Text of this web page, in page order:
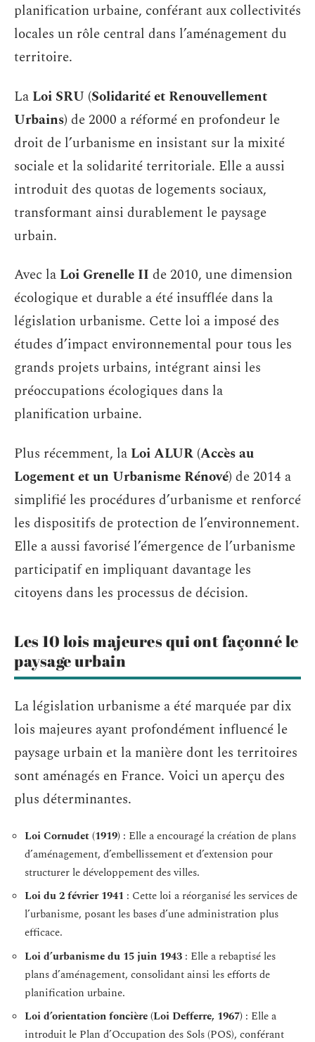
planification urbaine, conférant aux collectivités
locales un rôle central dans l’aménagement du
territoire.
La Loi SRU (Solidarité et Renouvellement
Urbains) de 2000 a réformé en profondeur le
droit de l’urbanisme en insistant sur la mixité
sociale et la solidarité territoriale. Elle a aussi
introduit des quotas de logements sociaux,
transformant ainsi durablement le paysage
urbain.
Avec la Loi Grenelle II de 2010, une dimension
écologique et durable a été insufflée dans la
législation urbanisme. Cette loi a imposé des
études d’impact environnemental pour tous les
grands projets urbains, intégrant ainsi les
préoccupations écologiques dans la
planification urbaine.
Plus récemment, la Loi ALUR (Accès au
Logement et un Urbanisme Rénové) de 2014 a
simplifié les procédures d’urbanisme et renforcé
les dispositifs de protection de l’environnement.
Elle a aussi favorisé l’émergence de l’urbanisme
participatif en impliquant davantage les
citoyens dans les processus de décision.
Les 10 lois majeures qui ont façonné le
paysage urbain
La législation urbanisme a été marquée par dix
lois majeures ayant profondément influencé le
paysage urbain et la manière dont les territoires
sont aménagés en France. Voici un aperçu des
plus déterminantes.
Loi Cornudet (1919) : Elle a encouragé la création de plans
d’aménagement, d’embellissement et d’extension pour
structurer le développement des villes.
Loi du 2 février 1941 : Cette loi a réorganisé les services de
l’urbanisme, posant les bases d’une administration plus
efficace.
Loi d’urbanisme du 15 juin 1943 : Elle a rebaptisé les
plans d’aménagement, consolidant ainsi les efforts de
planification urbaine.
Loi d’orientation foncière (Loi Defferre, 1967) : Elle a
introduit le Plan d’Occupation des Sols (POS), conférant